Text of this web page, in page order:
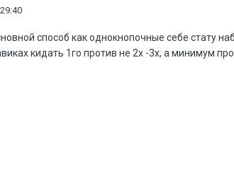
способ как однокнопочные себе стату
кидать 1го против не 2х -3х, а минимум